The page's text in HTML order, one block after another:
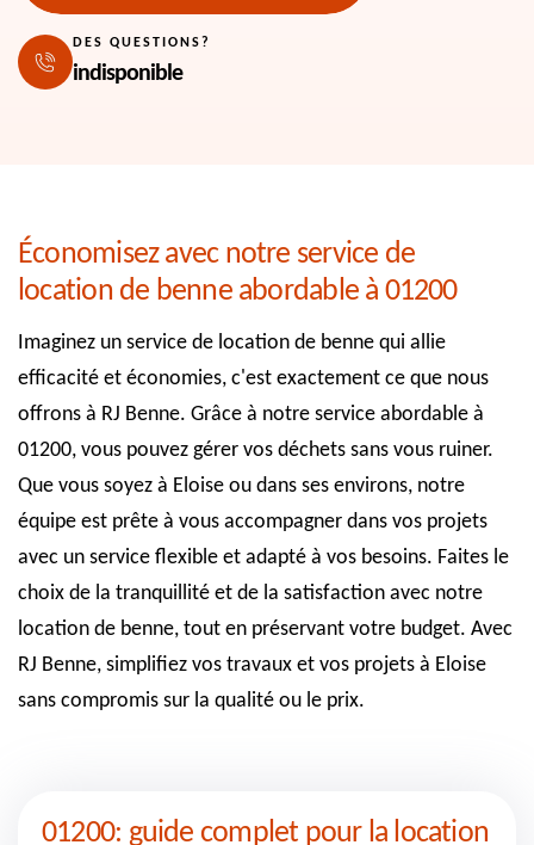
DES QUESTIONS?
indisponible
Économisez avec notre service de
location de benne abordable à 01200
Imaginez un service de location de benne qui allie
efficacité et économies, c'est exactement ce que nous
offrons à RJ Benne. Grâce à notre service abordable à
01200, vous pouvez gérer vos déchets sans vous ruiner.
Que vous soyez à Eloise ou dans ses environs, notre
équipe est prête à vous accompagner dans vos projets
avec un service flexible et adapté à vos besoins. Faites le
choix de la tranquillité et de la satisfaction avec notre
location de benne, tout en préservant votre budget. Avec
RJ Benne, simplifiez vos travaux et vos projets à Eloise
sans compromis sur la qualité ou le prix.
01200: guide complet pour la location